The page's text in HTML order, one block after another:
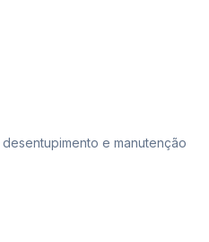
e manutenção